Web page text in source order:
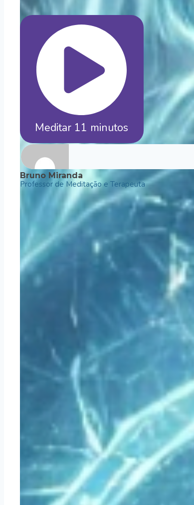
Meditar 11 minutos
Bruno Miranda
Professor de Meditação e Terapeuta